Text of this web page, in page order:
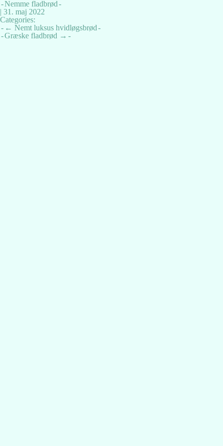
Nemme fladbrød
| 31. maj 2022
Categories:
Indlægsnavigation
← Nemt luksus hvidløgsbrød
Græske fladbrød →